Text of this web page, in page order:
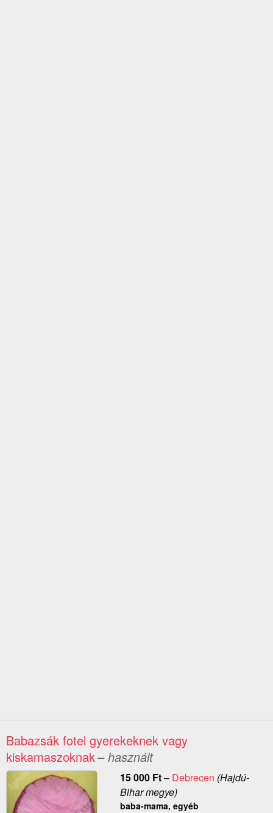
Babazsák fotel gyerekeknek vagy
kiskamaszoknak– használt
15 000 Ft– Debrecen (Hajdú-
Bihar megye)
baba-mama, egyéb